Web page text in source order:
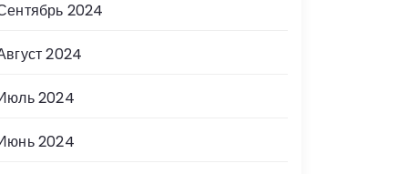
2024
2024
2024
2024